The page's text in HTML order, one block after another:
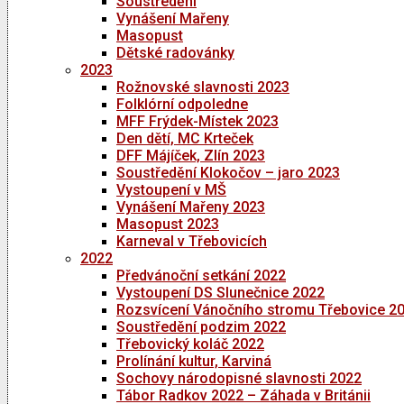
Vynášení Mařeny
Masopust
Dětské radovánky
2023
Rožnovské slavnosti 2023
Folklórní odpoledne
MFF Frýdek-Místek 2023
Den dětí, MC Krteček
DFF Májíček, Zlín 2023
Soustředění Klokočov – jaro 2023
Vystoupení v MŠ
Vynášení Mařeny 2023
Masopust 2023
Karneval v Třebovicích
2022
Předvánoční setkání 2022
Vystoupení DS Slunečnice 2022
Rozsvícení Vánočního stromu Třebovice
Soustředění podzim 2022
Třebovický koláč 2022
Prolínání kultur, Karviná
Sochovy národopisné slavnosti 2022
Tábor Radkov 2022 – Záhada v Británii